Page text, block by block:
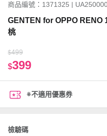
商品編號：1371325 |
GENTEN for OPPO RENO
桃
$499
$399
※不適用優惠券
檢驗碼